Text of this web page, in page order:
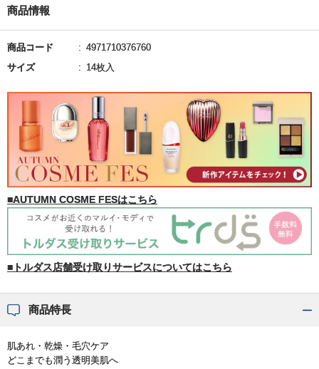
商品情報
商品コード
4971710376760
サイズ
14枚入
■AUTUMN COSME FESはこちら
■トルダス店舗受け取りサービスについてはこちら
商品特長
肌あれ・乾燥・毛穴ケア
どこまでも潤う透明美肌へ